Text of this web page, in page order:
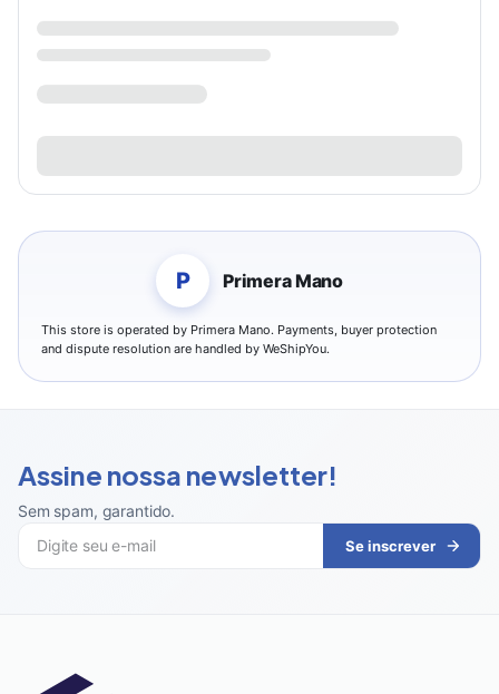
P Primera Mano
This store is operated by Primera Mano. Payments, buyer protection
and dispute resolution are handled by WeShipYou.
Assine nossa newsletter!
Sem spam, garantido.
Se inscrever